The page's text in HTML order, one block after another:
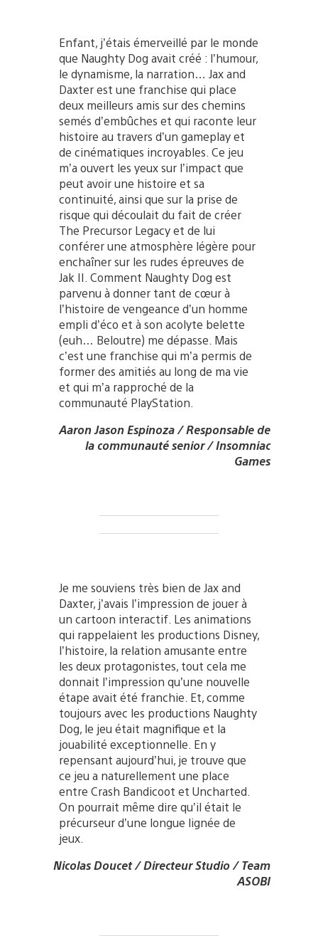
Enfant, j’étais émerveillé par le monde
que Naughty Dog avait créé : l’humour,
le dynamisme, la narration… Jax and
Daxter est une franchise qui place
deux meilleurs amis sur des chemins
semés d’embûches et qui raconte leur
histoire au travers d’un gameplay et
de cinématiques incroyables. Ce jeu
m’a ouvert les yeux sur l’impact que
peut avoir une histoire et sa
continuité, ainsi que sur la prise de
risque qui découlait du fait de créer
The Precursor Legacy et de lui
conférer une atmosphère légère pour
enchaîner sur les rudes épreuves de
Jak II. Comment Naughty Dog est
parvenu à donner tant de cœur à
l’histoire de vengeance d’un homme
empli d’éco et à son acolyte belette
(euh… Beloutre) me dépasse. Mais
c’est une franchise qui m’a permis de
former des amitiés au long de ma vie
et qui m’a rapproché de la
communauté PlayStation.
Aaron Jason Espinoza / Responsable de
la communauté senior / Insomniac
Games
Je me souviens très bien de Jax and
Daxter, j’avais l’impression de jouer à
un cartoon interactif. Les animations
qui rappelaient les productions Disney,
l’histoire, la relation amusante entre
les deux protagonistes, tout cela me
donnait l’impression qu’une nouvelle
étape avait été franchie. Et, comme
toujours avec les productions Naughty
Dog, le jeu était magnifique et la
jouabilité exceptionnelle. En y
repensant aujourd’hui, je trouve que
ce jeu a naturellement une place
entre Crash Bandicoot et Uncharted.
On pourrait même dire qu’il était le
précurseur d’une longue lignée de
jeux.
Nicolas Doucet / Directeur Studio / Team
ASOBI